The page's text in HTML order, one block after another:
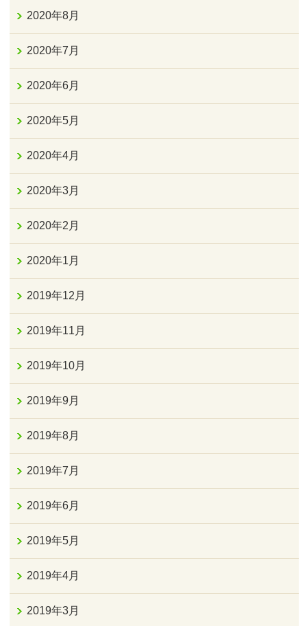
2020年8月
2020年7月
2020年6月
2020年5月
2020年4月
2020年3月
2020年2月
2020年1月
2019年12月
2019年11月
2019年10月
2019年9月
2019年8月
2019年7月
2019年6月
2019年5月
2019年4月
2019年3月